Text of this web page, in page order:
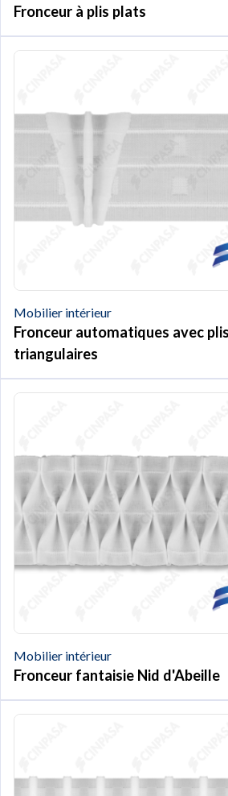
Fronceur à plis plats
Mobilier intérieur
Fronceur automatiques avec
triangulaires
Mobilier intérieur
Fronceur fantaisie Nid d'Abeille